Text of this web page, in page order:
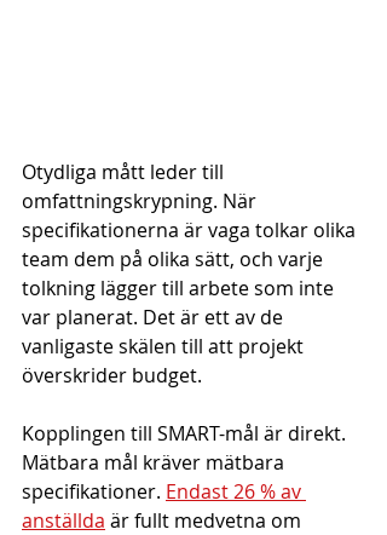
Otydliga mått leder till
omfattningskrypning. När
specifikationerna är vaga tolkar olika
team dem på olika sätt, och varje
tolkning lägger till arbete som inte
var planerat. Det är ett av de
vanligaste skälen till att projekt
överskrider budget.
Kopplingen till SMART-mål är direkt.
Mätbara mål kräver mätbara
specifikationer. Endast 26 % av
anställda är fullt medvetna om